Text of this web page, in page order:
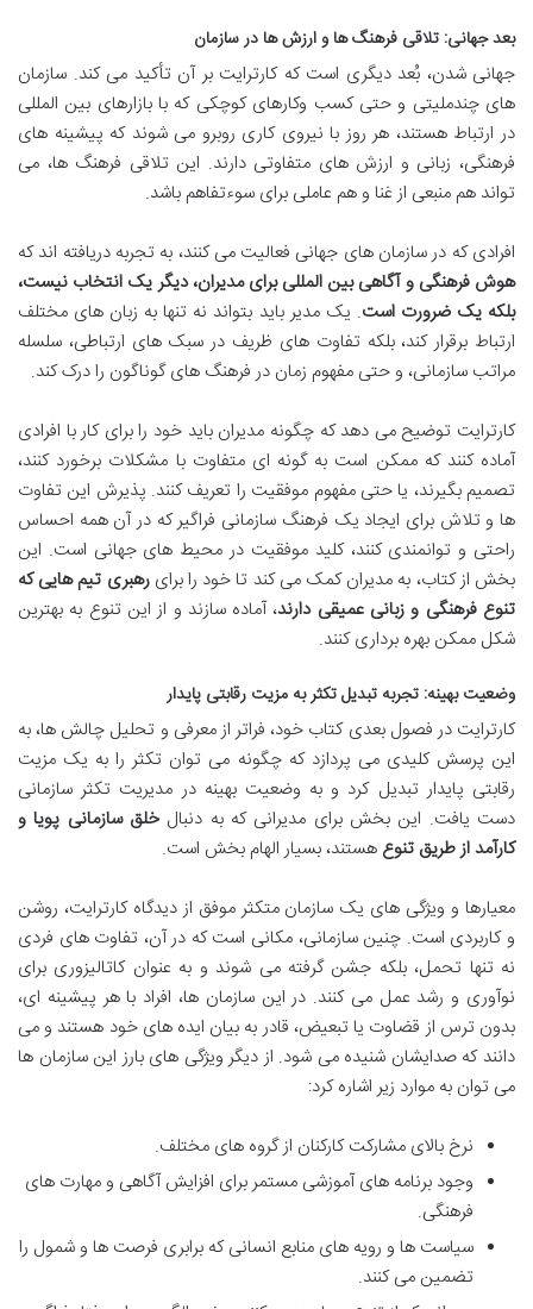
بعد جهانی: تلاقی فرهنگ ها و ارزش ها در سازمان
جهانی شدن، بُعد دیگری است که کارترایت بر آن تأکید می کند. سازمان
های چندملیتی و حتی کسب وکارهای کوچکی که با بازارهای بین المللی
در ارتباط هستند، هر روز با نیروی کاری روبرو می شوند که پیشینه های
فرهنگی، زبانی و ارزش های متفاوتی دارند. این تلاقی فرهنگ ها، می
تواند هم منبعی از غنا و هم عاملی برای سوءتفاهم باشد.
افرادی که در سازمان های جهانی فعالیت می کنند، به تجربه دریافته اند که
هوش فرهنگی و آگاهی بین المللی برای مدیران، دیگر یک انتخاب نیست،
بلکه یک ضرورت است. یک مدیر باید بتواند نه تنها به زبان های مختلف
ارتباط برقرار کند، بلکه تفاوت های ظریف در سبک های ارتباطی، سلسله
مراتب سازمانی، و حتی مفهوم زمان در فرهنگ های گوناگون را درک کند.
کارترایت توضیح می دهد که چگونه مدیران باید خود را برای کار با افرادی
آماده کنند که ممکن است به گونه ای متفاوت با مشکلات برخورد کنند،
تصمیم بگیرند، یا حتی مفهوم موفقیت را تعریف کنند. پذیرش این تفاوت
ها و تلاش برای ایجاد یک فرهنگ سازمانی فراگیر که در آن همه احساس
راحتی و توانمندی کنند، کلید موفقیت در محیط های جهانی است. این
بخش از کتاب، به مدیران کمک می کند تا خود را برایرهبری تیم هایی که
تنوع فرهنگی و زبانی عمیقی دارند، آماده سازند و از این تنوع به بهترین
شکل ممکن بهره برداری کنند.
وضعیت بهینه: تجربه تبدیل تکثر به مزیت رقابتی پایدار
کارترایت در فصول بعدی کتاب خود، فراتر از معرفی و تحلیل چالش ها، به
این پرسش کلیدی می پردازد که چگونه می توان تکثر را به یک مزیت
رقابتی پایدار تبدیل کرد و به وضعیت بهینه در مدیریت تکثر سازمانی
دست یافت. این بخش برای مدیرانی که به دنبالخلق سازمانی پویا و
کارآمد از طریق تنوع هستند، بسیار الهام بخش است.
معیارها و ویژگی های یک سازمان متکثر موفق از دیدگاه کارترایت، روشن
و کاربردی است. چنین سازمانی، مکانی است که در آن، تفاوت های فردی
نه تنها تحمل، بلکه جشن گرفته می شوند و به عنوان کاتالیزوری برای
نوآوری و رشد عمل می کنند. در این سازمان ها، افراد با هر پیشینه ای،
بدون ترس از قضاوت یا تبعیض، قادر به بیان ایده های خود هستند و می
دانند که صدایشان شنیده می شود. از دیگر ویژگی های بارز این سازمان ها
می توان به موارد زیر اشاره کرد:
نرخ بالای مشارکت کارکنان از گروه های مختلف.
وجود برنامه های آموزشی مستمر برای افزایش آگاهی و مهارت های
فرهنگی.
سیاست ها و رویه های منابع انسانی که برابری فرصت ها و شمول را
تضمین می کنند.